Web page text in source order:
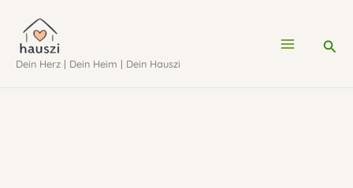
Inhalt
springen
Dein Herz | Dein Heim | Dein Hauszi